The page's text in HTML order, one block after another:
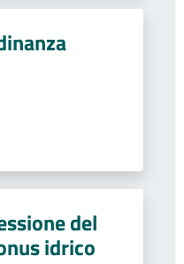
del
idrico